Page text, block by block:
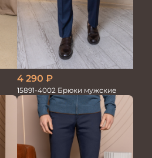
4 290 ₽
15891-4002 Брюки мужские